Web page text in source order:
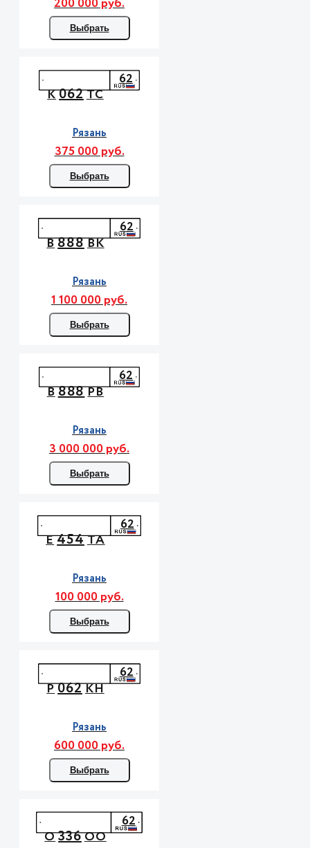
Выбрать
К062ТС
62
Рязань
375 000 руб.
Выбрать
В888ВК
62
Рязань
1 100 000 руб.
Выбрать
В888РВ
62
Рязань
3 000 000 руб.
Выбрать
Е454ТА
62
Рязань
100 000 руб.
Выбрать
Р062КН
62
Рязань
600 000 руб.
Выбрать
О336ОО
62